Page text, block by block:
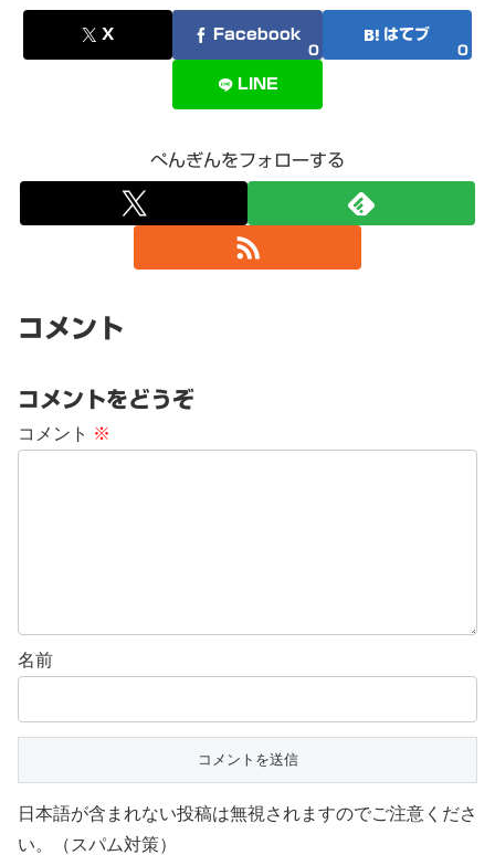
X Facebook
0
はてブ
0
LINE
ぺんぎんをフォローする
コメント
コメントをどうぞ
コメント ※
名前
日本語が含まれない投稿は無視されますのでご注意くださ
い。（スパム対策）